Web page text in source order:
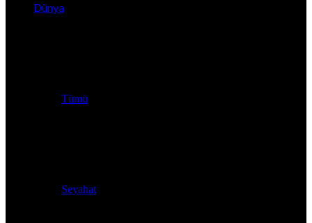
Dünya
Tümü
Seyahat